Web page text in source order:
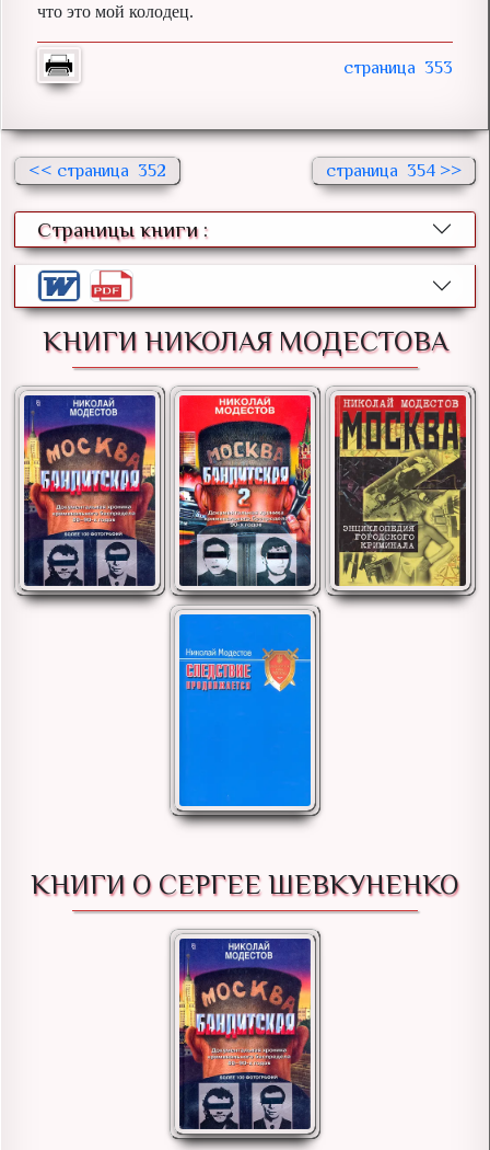
что это мой колодец.
353
<< 352 354 >>
Страницы книги :
КНИГИ НИКОЛАЯ МОДЕСТОВА
КНИГИ О СЕРГЕЕ ШЕВКУНЕНКО